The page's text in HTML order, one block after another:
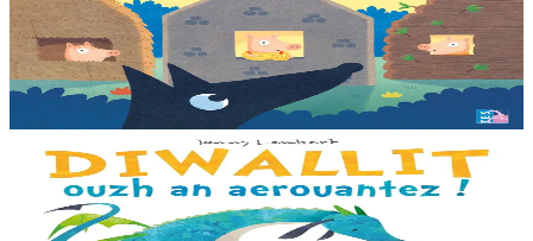
Ur wech e oa tri femoc’h bihan hag a veve eürus gant o zud. Un
deiz koulskoude e voe poent da bep hini kaout e di ! Ur rummad
savet a-ratozh evit ar vugale...
Bannoù-heol
Diwallit ouzh an aerouantez !